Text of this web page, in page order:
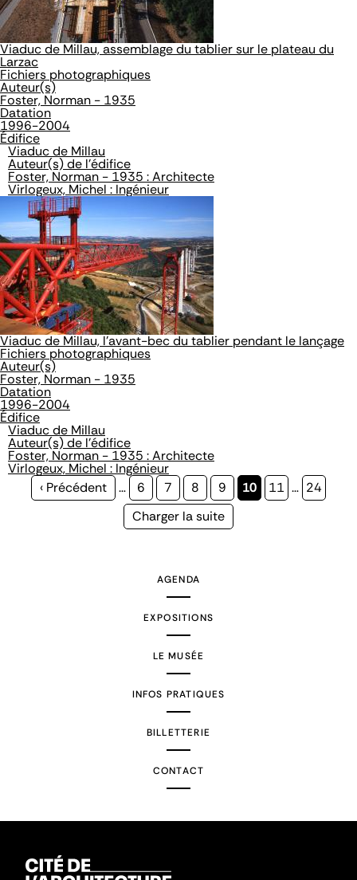
Viaduc de Millau, assemblage du tablier sur le plateau du
Larzac
Fichiers photographiques
Auteur(s)
Foster, Norman - 1935
Datation
1996-2004
Édifice
Viaduc de Millau
Auteur(s) de l'édifice
Foster, Norman - 1935 : Architecte
Virlogeux, Michel : Ingénieur
Viaduc de Millau, l'avant-bec du tablier pendant le lançage
Fichiers photographiques
Auteur(s)
Foster, Norman - 1935
Datation
1996-2004
Édifice
Viaduc de Millau
Auteur(s) de l'édifice
Foster, Norman - 1935 : Architecte
Virlogeux, Michel : Ingénieur
Page
‹ Précédent … Page
6 Page
7 Page
8 Page
9
Page
10 Page
11 … Page
24
Page
Charger la suite
AGENDA
EXPOSITIONS
LE MUSÉE
INFOS PRATIQUES
BILLETTERIE
CONTACT